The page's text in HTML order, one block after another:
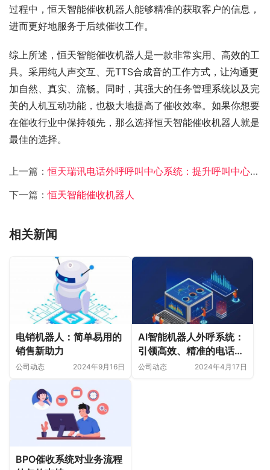
过程中，恒天智能催收机器人能够精准的获取客户的信息，
进而更好地服务于后续催收工作。
综上所述，恒天智能催收机器人是一款非常实用、高效的工
具。采用纯人声交互、无TTS合成音的工作方式，让沟通更
加自然、真实、流畅。同时，其强大的任务管理系统以及完
美的人机互动功能，也极大地提高了催收效率。如果你想要
在催收行业中保持领先，那么选择恒天智能催收机器人就是
最佳的选择。
上一篇：恒天瑞讯电话外呼呼叫中心系统：提升呼叫中心效率的得力助手
下一篇：恒天智能催收机器人
相关新闻
电销机器人：简单易用的
销售新助力
公司动态 2024年9月16日
AI智能机器人外呼系统：
引领高效、精准的电话营
销新时代
公司动态 2024年4月17日
BPO催收系统对业务流程